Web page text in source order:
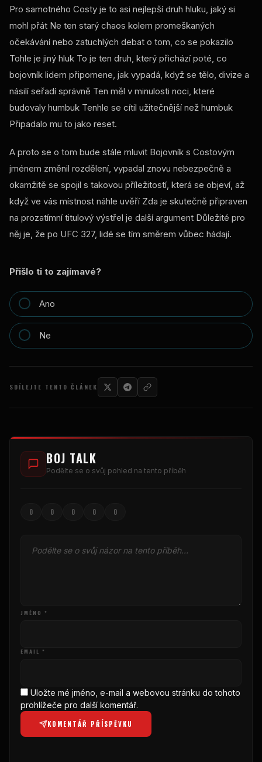
Pro samotného Costy je to asi nejlepší druh hluku, jaký si
mohl přát Ne ten starý chaos kolem promeškaných
očekávání nebo zatuchlých debat o tom, co se pokazilo
Tohle je jiný hluk To je ten druh, který přichází poté, co
bojovník lidem připomene, jak vypadá, když se tělo, divize a
násilí seřadí správně Ten měl v minulosti noci, které
budovaly humbuk Tenhle se cítil užitečnější než humbuk
Připadalo mu to jako reset.
A proto se o tom bude stále mluvit Bojovník s Costovým
jménem změnil rozdělení, vypadal znovu nebezpečně a
okamžitě se spojil s takovou příležitostí, která se objeví, až
když ve vás místnost náhle uvěří Zda je skutečně připraven
na prozatímní titulový výstřel je další argument Důležité pro
něj je, že po UFC 327, lidé se tím směrem vůbec hádají.
Přišlo ti to zajímavé?
Ano
Ne
SDÍLEJTE TENTO ČLÁNEK
BOJ TALK
Podělte se o svůj pohled na tento příběh
0 0 0 0 0
JMÉNO *
EMAIL *
Uložte mé jméno, e-mail a webovou stránku do tohoto
prohlížeče pro další komentář.
KOMENTÁŘ PŘÍSPĚVKU